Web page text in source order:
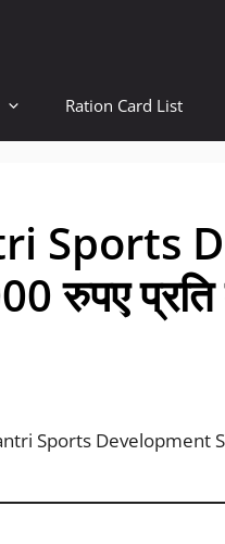
Ration Card List
Sports
रुपए प्रति